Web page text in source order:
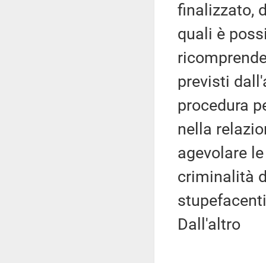
finalizzato,
quali è
previsti
procedura
nella
agevolare
criminalità
Dall'altro